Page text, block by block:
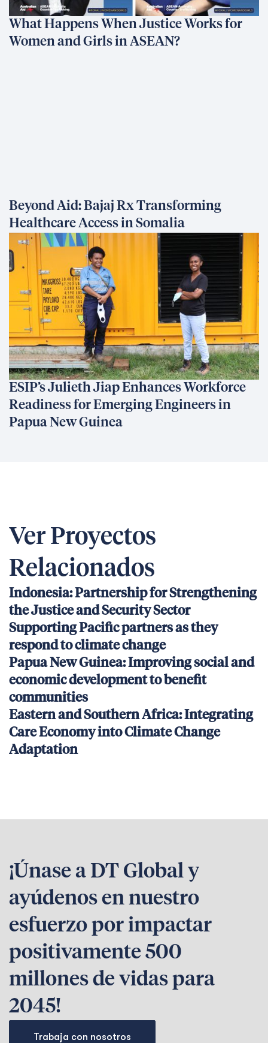
What Happens When Justice Works for
Women and Girls in ASEAN?
Beyond Aid: Bajaj Rx Transforming
Healthcare Access in Somalia
ESIP’s Julieth Jiap Enhances Workforce
Readiness for Emerging Engineers in
Papua New Guinea
Ver Proyectos
Relacionados
Indonesia: Partnership for Strengthening
the Justice and Security Sector
Supporting Pacific partners as they
respond to climate change
Papua New Guinea: Improving social and
economic development to benefit
communities
Eastern and Southern Africa: Integrating
Care Economy into Climate Change
Adaptation
¡Únase a DT Global y
ayúdenos en nuestro
esfuerzo por impactar
positivamente 500
millones de vidas para
2045!
Trabaja con nosotros